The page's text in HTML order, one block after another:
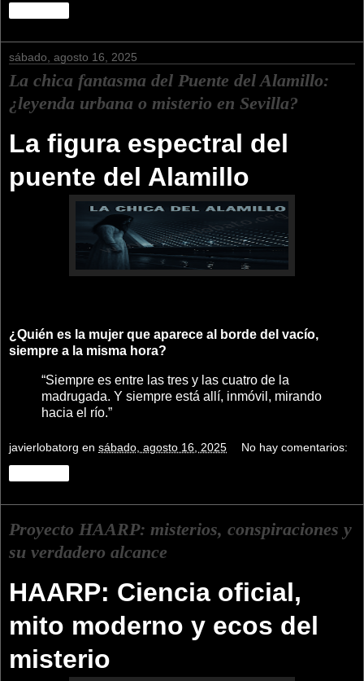
sábado, agosto 16, 2025
La chica fantasma del Puente del Alamillo:
¿leyenda urbana o misterio en Sevilla?
La figura espectral del
puente del Alamillo
¿Quién es la mujer que aparece al borde del vacío,
siempre a la misma hora?
“Siempre es entre las tres y las cuatro de la
madrugada. Y siempre está allí, inmóvil, mirando
hacia el río.”
javierlobatorg en sábado, agosto 16, 2025 No hay comentarios:
Proyecto HAARP: misterios, conspiraciones y
su verdadero alcance
HAARP: Ciencia oficial,
mito moderno y ecos del
misterio